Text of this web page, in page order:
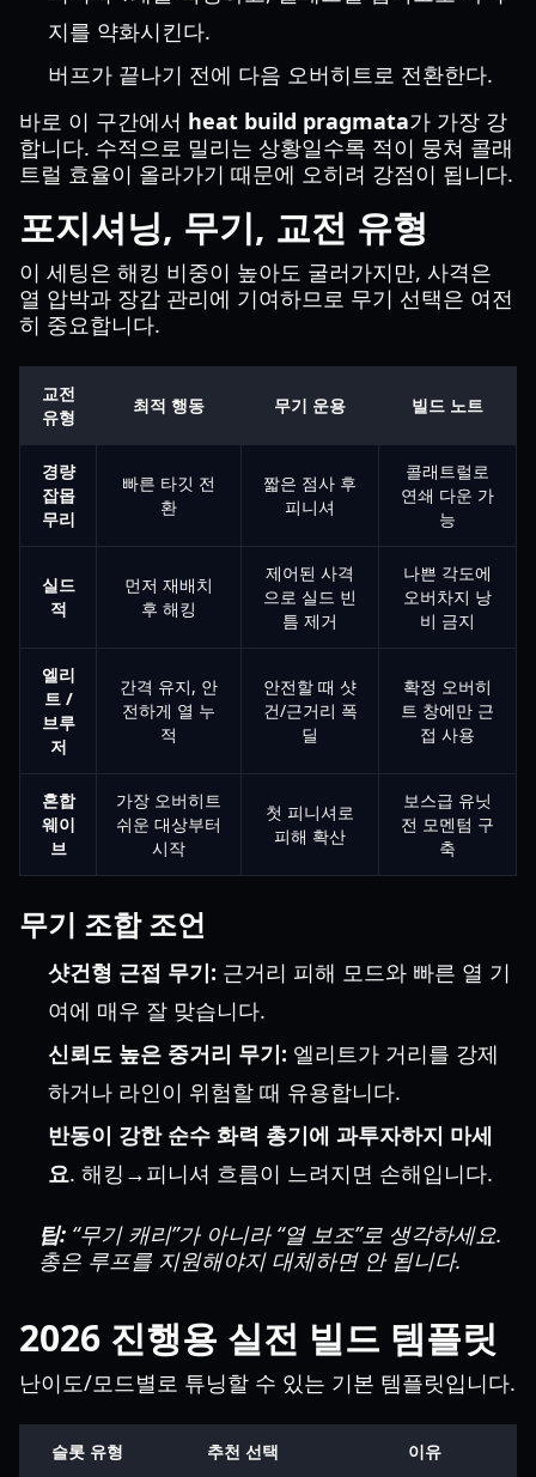
지를 약화시킨다.
버프가 끝나기 전에 다음 오버히트로 전환한다.
바로 이 구간에서 heat build pragmata가 가장 강
합니다. 수적으로 밀리는 상황일수록 적이 뭉쳐 콜래
트럴 효율이 올라가기 때문에 오히려 강점이 됩니다.
포지셔닝, 무기, 교전 유형
이 세팅은 해킹 비중이 높아도 굴러가지만, 사격은
열 압박과 장갑 관리에 기여하므로 무기 선택은 여전
히 중요합니다.
교전
유형
최적 행동 무기 운용 빌드 노트
경량
잡몹
무리
빠른 타깃 전
환
짧은 점사 후
피니셔
콜래트럴로
연쇄 다운 가
능
실드
적
먼저 재배치
후 해킹
제어된 사격
으로 실드 빈
틈 제거
나쁜 각도에
오버차지 낭
비 금지
엘리
트 /
브루
저
간격 유지, 안
전하게 열 누
적
안전할 때 샷
건/근거리 폭
딜
확정 오버히
트 창에만 근
접 사용
혼합
웨이
브
가장 오버히트
쉬운 대상부터
시작
첫 피니셔로
피해 확산
보스급 유닛
전 모멘텀 구
축
무기 조합 조언
샷건형 근접 무기: 근거리 피해 모드와 빠른 열 기
여에 매우 잘 맞습니다.
신뢰도 높은 중거리 무기: 엘리트가 거리를 강제
하거나 라인이 위험할 때 유용합니다.
반동이 강한 순수 화력 총기에 과투자하지 마세
요. 해킹→피니셔 흐름이 느려지면 손해입니다.
팁: “무기 캐리”가 아니라 “열 보조”로 생각하세요.
총은 루프를 지원해야지 대체하면 안 됩니다.
2026 진행용 실전 빌드 템플릿
난이도/모드별로 튜닝할 수 있는 기본 템플릿입니다.
슬롯 유형 추천 선택 이유